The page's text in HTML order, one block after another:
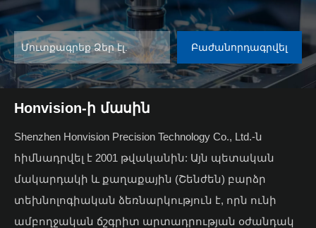
Բաժանորդագրվել
Honvision-ի մասին
Shenzhen Honvision Precision Technology Co., Ltd.-ն
հիմնադրվել է 2001 թվականին: Այն պետական ​​
մակարդակի և քաղաքային (Շենժեն) բարձր
տեխնոլոգիական ձեռնարկություն է, որն ունի
ամբողջական ճշգրիտ արտադրության օժանդակ